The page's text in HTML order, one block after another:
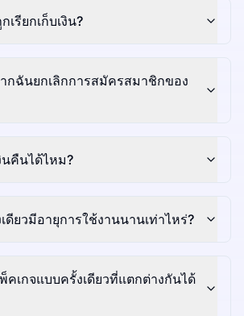
รียกเก็บเงิน?
กฉันยกเลิกการสมัครสมาชิกของ
คืนได้ไหม?
ดียวมีอายุการใช้งานนานเท่าไหร่?
เกจแบบครั้งเดียวที่แตกต่างกันได้